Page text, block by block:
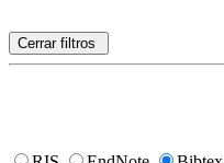
Cerrar filtros